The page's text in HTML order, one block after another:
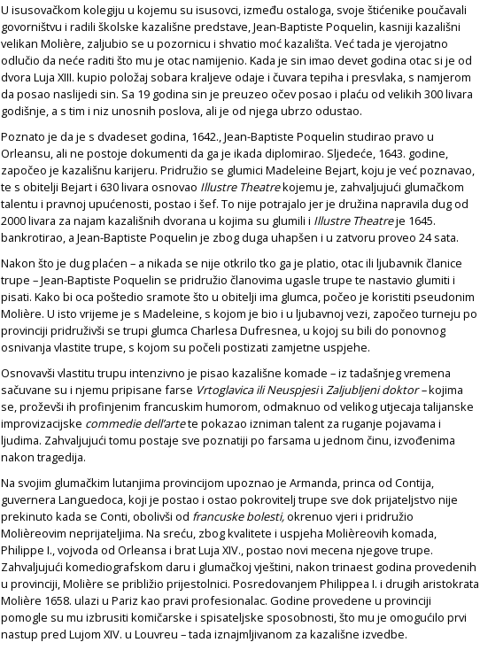
U isusovačkom kolegiju u kojemu su isusovci, između ostaloga, svoje štićenike poučavali
govorništvu i radili školske kazališne predstave, Jean-Baptiste Poquelin, kasniji kazališni
velikan Molière, zaljubio se u pozornicu i shvatio moć kazališta. Već tada je vjerojatno
odlučio da neće raditi što mu je otac namijenio. Kada je sin imao devet godina otac si je od
dvora Luja XIII. kupio položaj sobara kraljeve odaje i čuvara tepiha i presvlaka, s namjerom
da posao naslijedi sin. Sa 19 godina sin je preuzeo očev posao i plaću od velikih 300 livara
godišnje, a s tim i niz unosnih poslova, ali je od njega ubrzo odustao.
Poznato je da je s dvadeset godina, 1642., Jean-Baptiste Poquelin studirao pravo u
Orleansu, ali ne postoje dokumenti da ga je ikada diplomirao. Sljedeće, 1643. godine,
započeo je kazališnu karijeru. Pridružio se glumici Madeleine Bejart, koju je već poznavao,
te s obitelji Bejart i 630 livara osnovao Illustre Theatrekojemu je, zahvaljujući glumačkom
talentu i pravnoj upućenosti, postao i šef. To nije potrajalo jer je družina napravila dug od
2000 livara za najam kazališnih dvorana u kojima su glumili i Illustre Theatreje 1645.
bankrotirao, a Jean-Baptiste Poquelin je zbog duga uhapšen i u zatvoru proveo 24 sata.
Nakon što je dug plaćen – a nikada se nije otkrilo tko ga je platio, otac ili ljubavnik članice
trupe – Jean-Baptiste Poquelin se pridružio članovima ugasle trupe te nastavio glumiti i
pisati. Kako bi oca poštedio sramote što u obitelji ima glumca, počeo je koristiti pseudonim
Molière. U isto vrijeme je s Madeleine, s kojom je bio i u ljubavnoj vezi, započeo turneju po
provinciji pridruživši se trupi glumca Charlesa Dufresnea, u kojoj su bili do ponovnog
osnivanja vlastite trupe, s kojom su počeli postizati zamjetne uspjehe.
Osnovavši vlastitu trupu intenzivno je pisao kazališne komade – iz tadašnjeg vremena
sačuvane su i njemu pripisane farse Vrtoglavica ili Neuspjesii Zaljubljeni doktor–kojima
se, proževši ih profinjenim francuskim humorom, odmaknuo od velikog utjecaja talijanske
improvizacijske commedie dell’artete pokazao izniman talent za ruganje pojavama i
ljudima. Zahvaljujući tomu postaje sve poznatiji po farsama u jednom činu, izvođenima
nakon tragedija.
Na svojim glumačkim lutanjima provincijom upoznao je Armanda, princa od Contija,
guvernera Languedoca, koji je postao i ostao pokrovitelj trupe sve dok prijateljstvo nije
prekinuto kada se Conti, obolivši od francuske bolesti,okrenuo vjeri i pridružio
Molièreovim neprijateljima. Na sreću, zbog kvalitete i uspjeha Molièreovih komada,
Philippe I., vojvoda od Orleansa i brat Luja XIV., postao novi mecena njegove trupe.
Zahvaljujući komediografskom daru i glumačkoj vještini, nakon trinaest godina provedenih
u provinciji, Molière se približio prijestolnici. Posredovanjem Philippea I. i drugih aristokrata
Molière 1658. ulazi u Pariz kao pravi profesionalac. Godine provedene u provinciji
pomogle su mu izbrusiti komičarske i spisateljske sposobnosti, što mu je omogućilo prvi
nastup pred Lujom XIV. u Louvreu – tada iznajmljivanom za kazališne izvedbe.